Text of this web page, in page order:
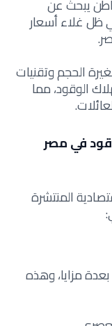
يبحث عن
ظل غلاء أسعار
الحجم وتقنيات
الوقود، مما
في مصر
المنتشرة
بعدة مزايا، وهذه